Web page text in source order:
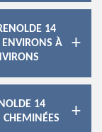
14
ENVIRONS À
14